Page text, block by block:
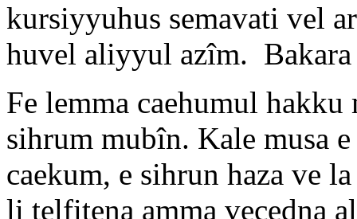
kursiyyuhus semavati vel
huvel aliyyul azîm.
Fe lemma caehumul
sihrum mubîn. Kale musa
caekum, e sihrun haza ve
li telfitena amma vecedna